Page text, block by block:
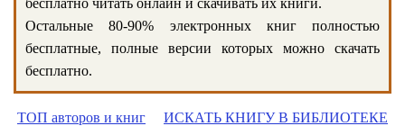
бесплатно читать онлайн и скачивать их книги.
Остальные 80-90% электронных книг полностью
бесплатные, полные версии которых можно скачать
бесплатно.
ТОП авторов и книг ИСКАТЬ КНИГУ В БИБЛИОТЕКЕ